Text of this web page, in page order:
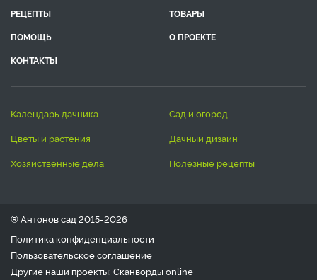
РЕЦЕПТЫ
ТОВАРЫ
ПОМОЩЬ
О ПРОЕКТЕ
КОНТАКТЫ
календарь дачника
сад и огород
цветы и растения
дачный дизайн
хозяйственные дела
полезные рецепты
® Антонов сад 2015-2026
Политика конфиденциальности
Пользовательское соглашение
Другие наши проекты: Сканвордыonline